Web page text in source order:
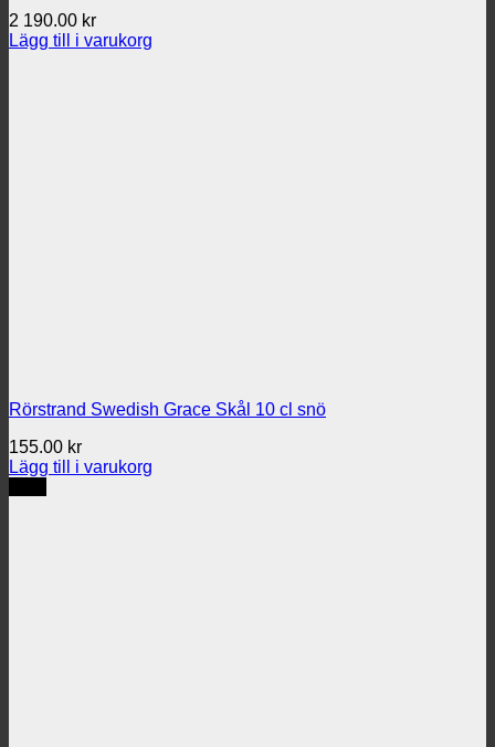
2 190.00 kr
Lägg till i varukorg
Rörstrand Swedish Grace Skål 10 cl snö
155.00 kr
Lägg till i varukorg